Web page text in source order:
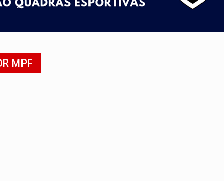
2.000 vagas para aluno-soldado
próximo ao Skate Parque
MPF